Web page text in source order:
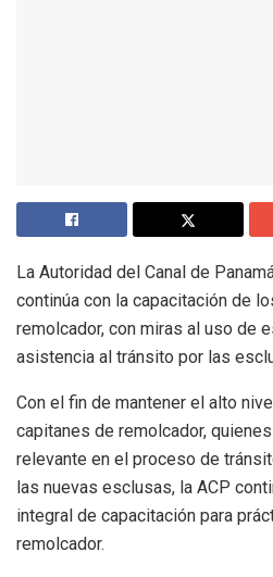
La Autoridad del Canal de
continúa con la capacitación de
remolcador, con miras al uso de
asistencia al tránsito por las
Con el fin de mantener el alto
capitanes de remolcador,
relevante en el proceso de
las nuevas esclusas, la ACP
integral de capacitación para
remolcador.